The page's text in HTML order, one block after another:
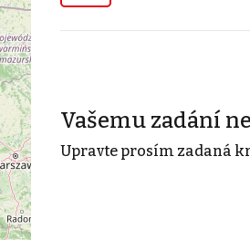
Vašemu zadání
Upravte prosím zadaná